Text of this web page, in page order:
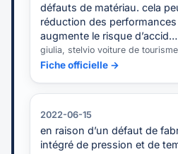
défauts de matériau. cela
réduction des
augmente le risque d’accid…
giulia, stelvio voiture de tourisme
Fiche officielle →
2022-06-15
en raison d’un défaut de
intégré de pression et de